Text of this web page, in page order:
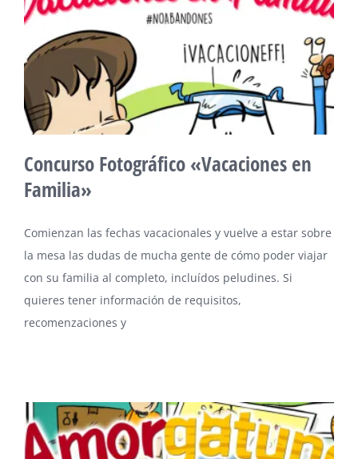
Concurso Fotográfico «Vacaciones en
Familia»
Comienzan las fechas vacacionales y vuelve a estar sobre
la mesa las dudas de mucha gente de cómo poder viajar
con su familia al completo, incluídos peludines. Si
quieres tener información de requisitos,
recomenzaciones y